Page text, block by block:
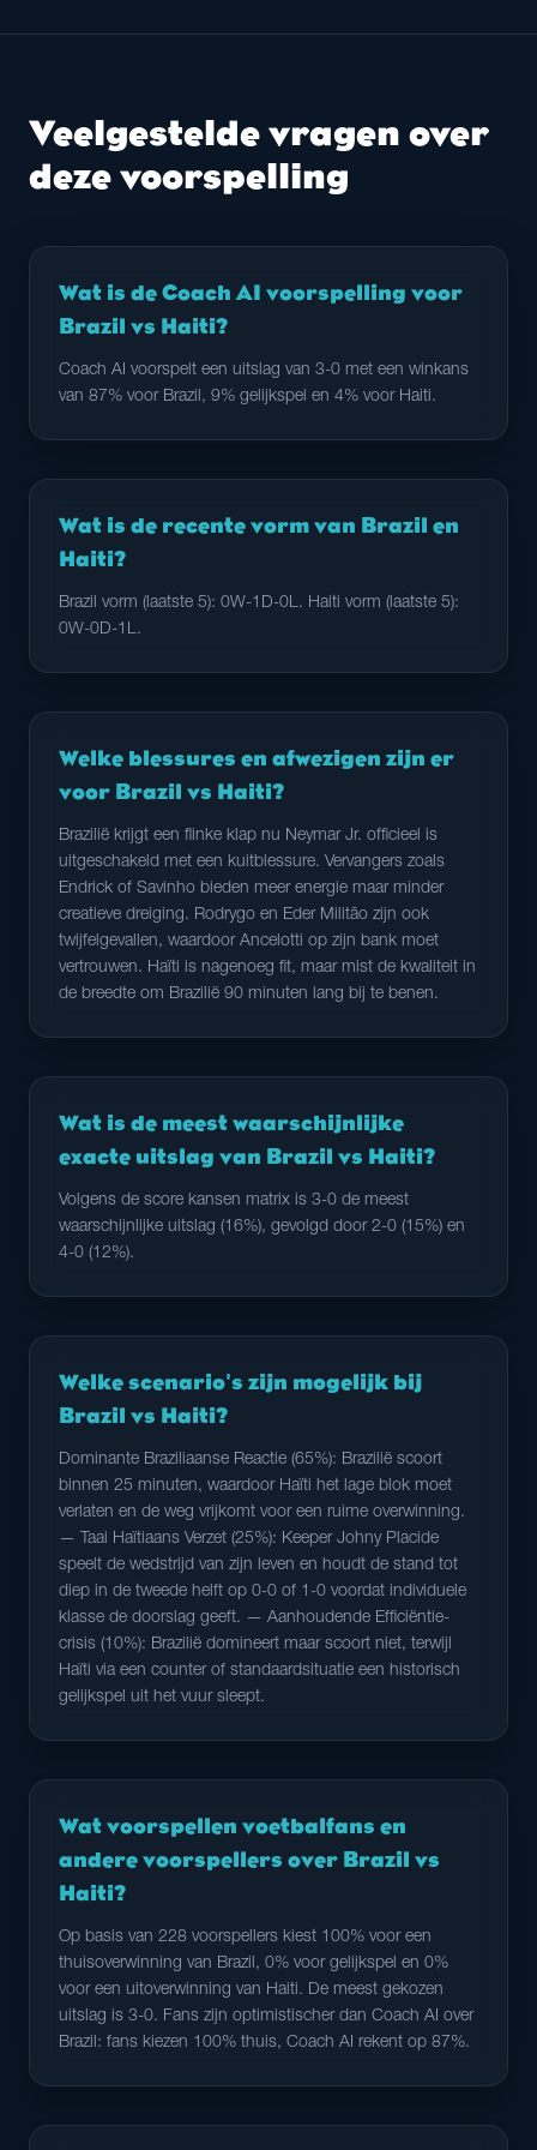
Veelgestelde vragen over
deze voorspelling
Wat is de Coach AI voorspelling voor
Brazil vs Haiti?
Coach AI voorspelt een uitslag van 3-0 met een winkans
van 87% voor Brazil, 9% gelijkspel en 4% voor Haiti.
Wat is de recente vorm van Brazil en
Haiti?
Brazil vorm (laatste 5): 0W-1D-0L. Haiti vorm (laatste 5):
0W-0D-1L.
Welke blessures en afwezigen zijn er
voor Brazil vs Haiti?
Brazilië krijgt een flinke klap nu Neymar Jr. officieel is
uitgeschakeld met een kuitblessure. Vervangers zoals
Endrick of Savinho bieden meer energie maar minder
creatieve dreiging. Rodrygo en Eder Militão zijn ook
twijfelgevallen, waardoor Ancelotti op zijn bank moet
vertrouwen. Haïti is nagenoeg fit, maar mist de kwaliteit in
de breedte om Brazilië 90 minuten lang bij te benen.
Wat is de meest waarschijnlijke
exacte uitslag van Brazil vs Haiti?
Volgens de score kansen matrix is 3-0 de meest
waarschijnlijke uitslag (16%), gevolgd door 2-0 (15%) en
4-0 (12%).
Welke scenario's zijn mogelijk bij
Brazil vs Haiti?
Dominante Braziliaanse Reactie (65%): Brazilië scoort
binnen 25 minuten, waardoor Haïti het lage blok moet
verlaten en de weg vrijkomt voor een ruime overwinning.
— Taai Haïtiaans Verzet (25%): Keeper Johny Placide
speelt de wedstrijd van zijn leven en houdt de stand tot
diep in de tweede helft op 0-0 of 1-0 voordat individuele
klasse de doorslag geeft. — Aanhoudende Efficiëntie-
crisis (10%): Brazilië domineert maar scoort niet, terwijl
Haïti via een counter of standaardsituatie een historisch
gelijkspel uit het vuur sleept.
Wat voorspellen voetbalfans en
andere voorspellers over Brazil vs
Haiti?
Op basis van 228 voorspellers kiest 100% voor een
thuisoverwinning van Brazil, 0% voor gelijkspel en 0%
voor een uitoverwinning van Haiti. De meest gekozen
uitslag is 3-0. Fans zijn optimistischer dan Coach AI over
Brazil: fans kiezen 100% thuis, Coach AI rekent op 87%.